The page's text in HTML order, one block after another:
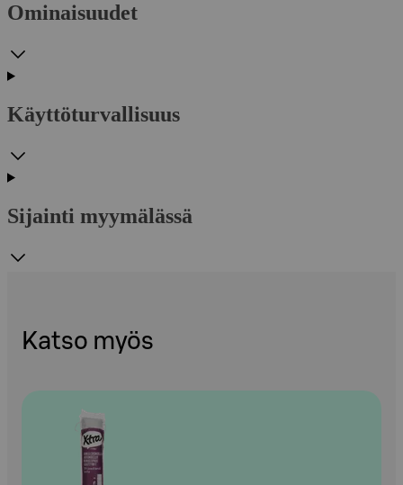
Ominaisuudet
Käyttöturvallisuus
Sijainti myymälässä
Katso myös